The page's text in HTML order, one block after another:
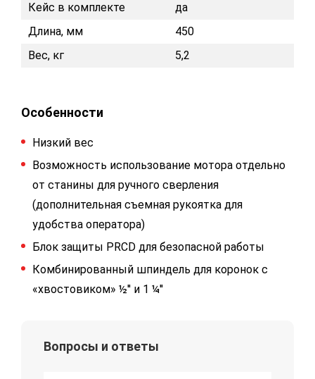
Кейс в комплекте
да
Длина, мм
450
Вес, кг
5,2
Особенности
Низкий вес
Возможность использование мотора отдельно
от станины для ручного сверления
(дополнительная съемная рукоятка для
удобства оператора)
Блок защиты PRCD для безопасной работы
Комбинированный шпиндель для коронок c
«хвостовиком» ½'' и 1 ¼''
Вопросы и ответы